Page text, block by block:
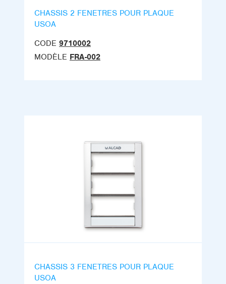
CHASSIS 2 FENETRES POUR PLAQUE
USOA
CODE 9710002
MODÈLE FRA-002
CHASSIS 3 FENETRES POUR PLAQUE
USOA